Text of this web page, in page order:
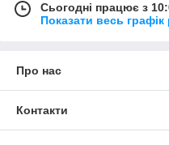
Сьогодні працює з
Показати весь графік
Про нас
Контакти